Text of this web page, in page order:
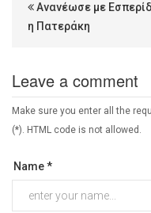
Ανανέωσε με
η Πατεράκη
Leave a comment
Make sure you enter all the
(*). HTML code is not allowed.
Name *